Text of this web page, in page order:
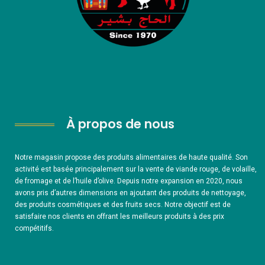
À propos de nous
Notre magasin propose des produits alimentaires de haute qualité. Son
activité est basée principalement sur la vente de viande rouge, de volaille,
de fromage et de l’huile d’olive. Depuis notre expansion en 2020, nous
avons pris d’autres dimensions en ajoutant des produits de nettoyage,
des produits cosmétiques et des fruits secs. Notre objectif est de
satisfaire nos clients en offrant les meilleurs produits à des prix
compétitifs.